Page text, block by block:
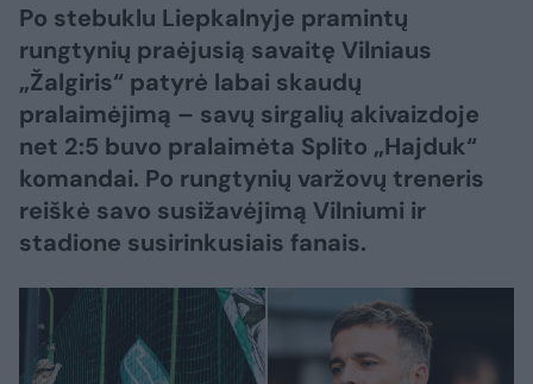
Po stebuklu Liepkalnyje pramintų
rungtynių praėjusią savaitę Vilniaus
„Žalgiris“ patyrė labai skaudų
pralaimėjimą – savų sirgalių akivaizdoje
net 2:5 buvo pralaimėta Splito „Hajduk“
komandai. Po rungtynių varžovų treneris
reiškė savo susižavėjimą Vilniumi ir
stadione susirinkusiais fanais.